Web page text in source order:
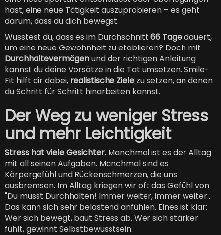
hast, eine neue Tätigkeit auszuprobieren – es geht
darum, dass du dich bewegst.
Wusstest du, dass es im Durchschnitt 66 Tagedauert,
um eine neue Gewohnheit zu etablieren? Doch mit
Durchhaltevermögenund der richtigen Anleitung
kannst du deine Vorsätze in die Tat umsetzen. Smile-
Fit hilft dir dabei, realistische Ziele zu setzen, an denen
du Schritt für Schritt hinarbeiten kannst.
Der Weg zu weniger Stress
und mehr Leichtigkeit
Stress hat viele Gesichter. Manchmal ist es der Alltag
mit all seinen Aufgaben. Manchmal sind es
Körpergefühl und Rückenschmerzen, die uns
ausbremsen. Im Alltag kriegen wir oft das Gefühl von
"Du musst Durchhalten! Immer weiter, immer weiter...
Das kann sich sehr belastend anfühlen. Eines ist klar:
Wer sich bewegt, baut Stress ab. Wer sich stärker
fühlt, gewinnt Selbstbewusstsein.